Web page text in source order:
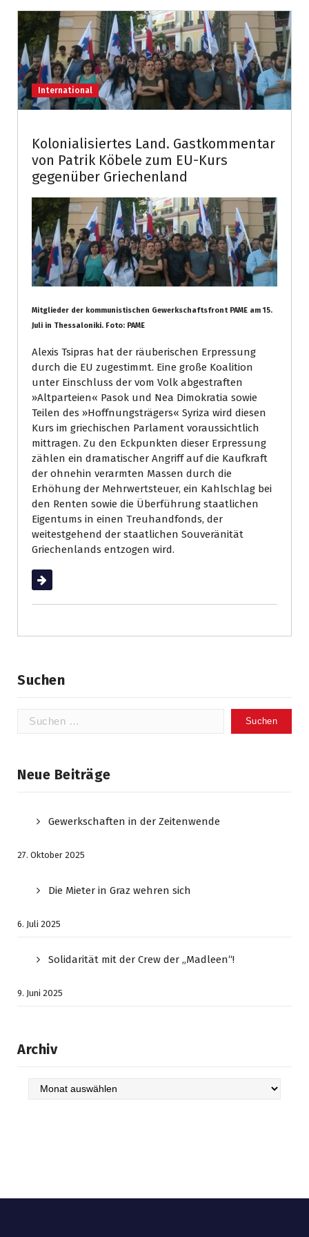
International
Kolonialisiertes Land. Gastkommentar
von Patrik Köbele zum EU-Kurs
gegenüber Griechenland
Mitglieder der kommunistischen Gewerkschaftsfront PAME am 15.
Juli in Thessaloniki. Foto: PAME
Alexis Tsipras hat der räuberischen Erpressung
durch die EU zugestimmt. Eine große Koalition
unter Einschluss der vom Volk abgestraften
»Altparteien« Pasok und Nea Dimokratia sowie
Teilen des »Hoffnungsträgers« Syriza wird diesen
Kurs im griechischen Parlament voraussichtlich
mittragen. Zu den Eckpunkten dieser Erpressung
zählen ein dramatischer Angriff auf die Kaufkraft
der ohnehin verarmten Massen durch die
Erhöhung der Mehrwertsteuer, ein Kahlschlag bei
den Renten sowie die Überführung staatlichen
Eigentums in einen Treuhandfonds, der
weitestgehend der staatlichen Souveränität
Griechenlands entzogen wird.
Weiterlesen
Suchen
Suchen
Neue Beiträge
Gewerkschaften in der Zeitenwende
27. Oktober 2025
Die Mieter in Graz wehren sich
6. Juli 2025
Solidarität mit der Crew der „Madleen“!
9. Juni 2025
Archiv
Archiv